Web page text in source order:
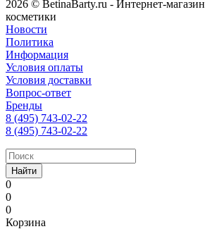
2026 © BetinaBarty.ru - Интернет-
косметики
Новости
Политика
Информация
Условия оплаты
Условия доставки
Вопрос-ответ
Бренды
8 (495) 743-02-22
8 (495) 743-02-22
Найти
0
0
0
Корзина